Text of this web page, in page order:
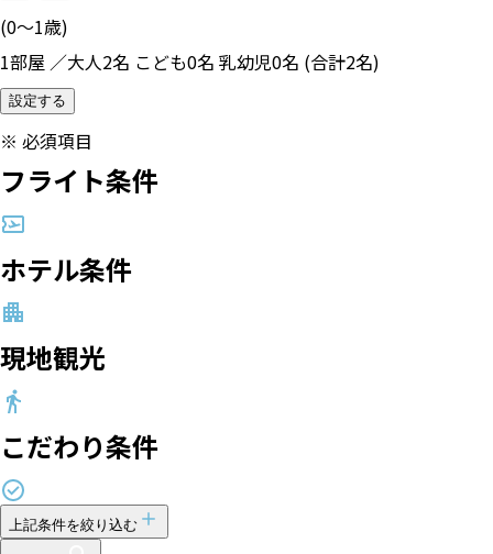
(0〜1歳)
1部屋 ／大人2名 こども0名 乳幼児0名 (合計2名)
設定する
※ 必須項目
フライト条件
ホテル条件
現地観光
こだわり条件
上記条件を絞り込む